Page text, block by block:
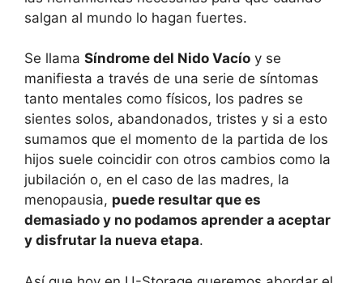
salgan al mundo lo hagan fuertes.
Se llama Síndrome del Nido Vacío y se
manifiesta a través de una serie de síntomas
tanto mentales como físicos, los padres se
sientes solos, abandonados, tristes y si a esto
sumamos que el momento de la partida de los
hijos suele coincidir con otros cambios como la
jubilación o, en el caso de las madres, la
menopausia, puede resultar que es
demasiado y no podamos aprender a aceptar
y disfrutar la nueva etapa.